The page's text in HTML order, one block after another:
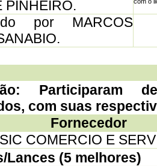
PINHEIRO.
por MARCOS
Participaram
com suas
Fornecedor
COMERCIO E
Lances (5 melhores)